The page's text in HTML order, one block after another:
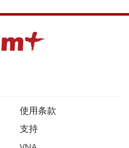
使用条款
支持